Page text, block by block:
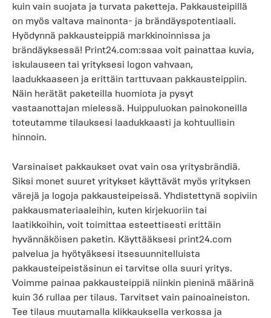
kuin vain suojata ja turvata paketteja. Pakkausteipillä
on myös valtava mainonta- ja brändäyspotentiaali.
Hyödynnä pakkausteippiä markkinoinnissa ja
brändäyksessä! Print24.com:ssaa voit painattaa kuvia,
iskulauseen tai yrityksesi logon vahvaan,
laadukkaaseen ja erittäin tarttuvaan pakkausteippiin.
Näin herätät paketeilla huomiota ja pysyt
vastaanottajan mielessä. Huippuluokan painokoneilla
toteutamme tilauksesi laadukkaasti ja kohtuullisin
hinnoin.
Varsinaiset pakkaukset ovat vain osa yritysbrändiä.
Siksi monet suuret yritykset käyttävät myös yrityksen
värejä ja logoja pakkausteipeissä. Yhdistettynä sopiviin
pakkausmateriaaleihin, kuten kirjekuoriin tai
laatikkoihin, voit toimittaa esteettisesti erittäin
hyvännäköisen paketin. Käyttääksesi print24.com
palvelua ja hyötyäksesi itsesuunnitelluista
pakkausteipeistäsinun ei tarvitse olla suuri yritys.
Voimme painaa pakkausteippiä niinkin pieninä määrinä
kuin 36 rullaa per tilaus. Tarvitset vain painoaineiston.
Tee tilaus muutamalla klikkauksella verkossa ja